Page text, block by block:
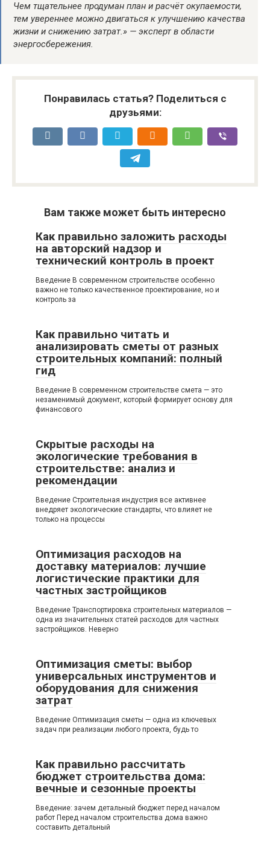
Чем тщательнее продуман план и расчёт окупаемости,
тем увереннее можно двигаться к улучшению качества
жизни и снижению затрат.» — эксперт в области
энергосбережения.
Понравилась статья? Поделиться с
друзьями:
Вам также может быть интересно
Как правильно заложить расходы
на авторский надзор и
технический контроль в проект
Введение В современном строительстве особенно
важно не только качественное проектирование, но и
контроль за
Как правильно читать и
анализировать сметы от разных
строительных компаний: полный
гид
Введение В современном строительстве смета — это
незаменимый документ, который формирует основу для
финансового
Скрытые расходы на
экологические требования в
строительстве: анализ и
рекомендации
Введение Строительная индустрия все активнее
внедряет экологические стандарты, что влияет не
только на процессы
Оптимизация расходов на
доставку материалов: лучшие
логистические практики для
частных застройщиков
Введение Транспортировка строительных материалов —
одна из значительных статей расходов для частных
застройщиков. Неверно
Оптимизация сметы: выбор
универсальных инструментов и
оборудования для снижения
затрат
Введение Оптимизация сметы — одна из ключевых
задач при реализации любого проекта, будь то
Как правильно рассчитать
бюджет строительства дома:
вечные и сезонные проекты
Введение: зачем детальный бюджет перед началом
работ Перед началом строительства дома важно
составить детальный